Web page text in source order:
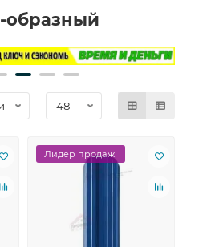
образный
Лидер продаж!